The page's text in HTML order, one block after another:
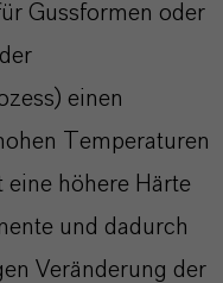
Gussformen oder
einen
Temperaturen
eine höhere Härte
und dadurch
Veränderung der